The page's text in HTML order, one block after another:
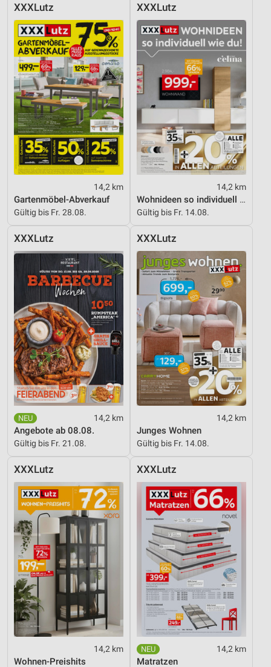
XXXLutz
14,2 km
Gartenmöbel-Abverkauf
Gültig bis Fr. 28.08.
XXXLutz
14,2 km
Wohnideen so individuell wie du!
Gültig bis Fr. 14.08.
XXXLutz
14,2 km
Angebote ab 08.08.
Gültig bis Fr. 21.08.
XXXLutz
14,2 km
Junges Wohnen
Gültig bis Fr. 14.08.
XXXLutz
14,2 km
Wohnen-Preishits
XXXLutz
14,2 km
Matratzen